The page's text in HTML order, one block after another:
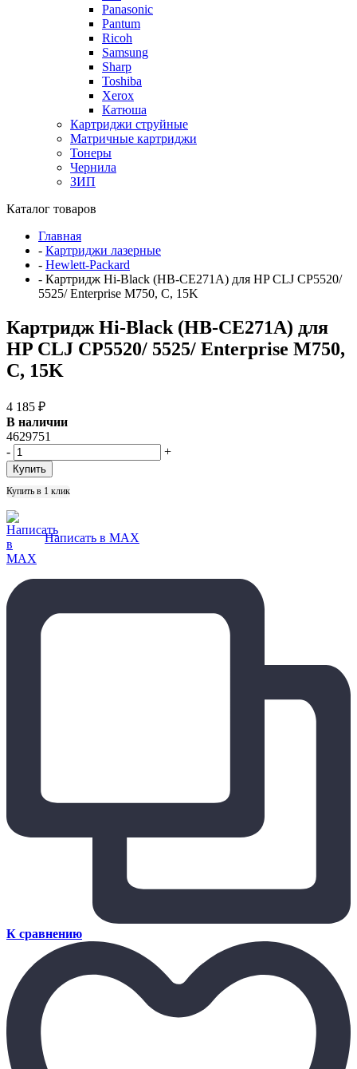
Panasonic
Pantum
Ricoh
Samsung
Sharp
Toshiba
Xerox
Катюша
Картриджи струйные
Матричные картриджи
Тонеры
Чернила
ЗИП
Каталог товаров
Главная
- Картриджи лазерные
- Hewlett-Packard
- Картридж Hi-Black (HB-CE271A) для HP CLJ CP5520/
5525/ Enterprise M750, C, 15K
Картридж Hi-Black (HB-CE271A) для
HP CLJ CP5520/ 5525/ Enterprise M750,
C, 15K
4 185 ₽
В наличии
4629751
-
+
Купить в 1 клик
Написать в MAX
К сравнению